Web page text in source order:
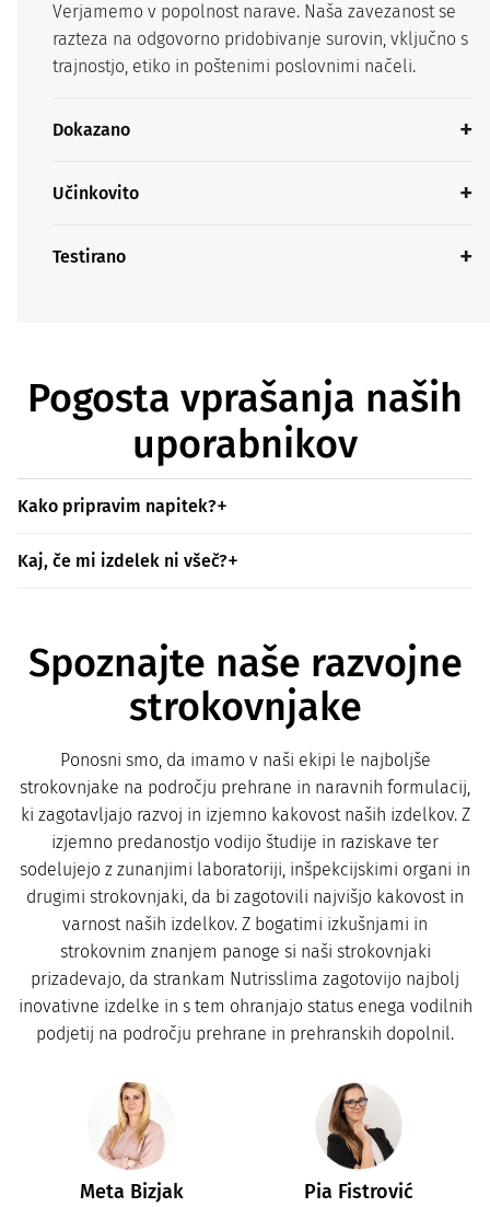
Verjamemo v popolnost narave. Naša zavezanost se
razteza na odgovorno pridobivanje surovin, vključno s
trajnostjo, etiko in poštenimi poslovnimi načeli.
Dokazano
Učinkovito
Testirano
Pogosta vprašanja naših
uporabnikov
Kako pripravim napitek?
Kaj, če mi izdelek ni všeč?
Spoznajte naše razvojne
strokovnjake
Ponosni smo, da imamo v naši ekipi le najboljše
strokovnjake na področju prehrane in naravnih formulacij,
ki zagotavljajo razvoj in izjemno kakovost naših izdelkov. Z
izjemno predanostjo vodijo študije in raziskave ter
sodelujejo z zunanjimi laboratoriji, inšpekcijskimi organi in
drugimi strokovnjaki, da bi zagotovili najvišjo kakovost in
varnost naših izdelkov. Z bogatimi izkušnjami in
strokovnim znanjem panoge si naši strokovnjaki
prizadevajo, da strankam Nutrisslima zagotovijo najbolj
inovativne izdelke in s tem ohranjajo status enega vodilnih
podjetij na področju prehrane in prehranskih dopolnil.
Meta Bizjak Pia Fistrović